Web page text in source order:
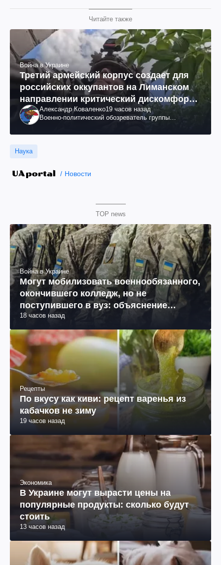
Читайте также
Война в Украине
Третий армейский корпус создает для
российских оккупантов на Лиманском
направлении критический дискомфорт:
как это удалось
Александр Коваленко19 часов назад
Военно-политический обозреватель группы
Наука
Новости
TOP news
Война в Украине
Могут мобилизовать военнообязанного,
окончившего колледж, но не
поступившего в вуз: объяснение
юриста
18 часов назад
Рецепты
По вкусу как киви: рецепт варенья из
кабачков не зиму
19 часов назад
Экономика
В Украине могут вырасти цены на
популярные продукты: сколько будут
стоить
13 часов назад